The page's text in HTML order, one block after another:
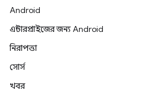
Android
এন্টারপ্রাইজের জন্য Android
নিরাপত্তা
সোর্স
খবর